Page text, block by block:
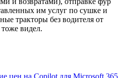
им услуг по сушке и
тракторы без водителя от
видел.
цен на Copilot для Microsoft 365